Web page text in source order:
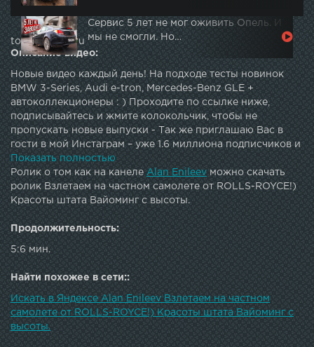
Сервис 5 лет не мог оживить Опель. И
мы не смогли. Но…
topautotube.ru
Описание видео:
Новые видео каждый день! На подходе тесты новинок
BMW 3-Series, Audi e-tron, Mercedes-Benz GLE +
автоколлекционеры : ) Проходите по ссылке ниже,
подписывайтесь и жмите колокольчик, чтобы не
пропускать новые выпуски - Так же приглашаю Вас в
гости в мой Инстаграм – уже 1.6 миллиона подписчиков и
крутой контент каждый день - : )Продолжаю показывать
Вам на каком уровне проходило мероприятие от ROLLS-
ROYCE, где мы тестировали новый кроссовер CULLINAN
и в этот раз Вы увидите красоты штата Вайоминг с
высоты птичьего, а точнее с высоты самолетного полета :
)Приятного просмотра Вам : )С уважением, Алан
Енилеев.п.с. Ваш выбор?- LAMBORGHINI URUS- ROLLS-
ROYCE CULLINAN- BMW X5M- Mercedes-AMG G 63-
BENTLEY BENTAYGA- Mercedes-AMG GLE 63
SПОСМОТРИТЕ ДРУГИЕ ВИДЕО ИЗ ЭТОЙ ПОЕЗДКИ:1 )
700 000 РУБ ЗА ПЕРЕЛЕТ?! И встретили на ROLLS-
ROYCE!) - 2 ) Как люди из ROLLS-ROYCE нас к тест-
драйву готовили! - 3 ) ROLLS-ROYCE CULLINAN –
ПЕРВЫЙ ТЕСТ-ДРАЙВ !!! - Мой лайф-аккаунт в
Показать полностью
Ролик о том как на канелеAlan Enileevможно скачать
ролик Взлетаем на частном самолете от ROLLS-ROYCE!)
Красоты штата Вайоминг с высоты.
Продолжительность:
5:6 мин.
Найти похожее в сети::
Искать в Яндексе Alan Enileev Взлетаем на частном
самолете от ROLLS-ROYCE!) Красоты штата Вайоминг с
высоты.